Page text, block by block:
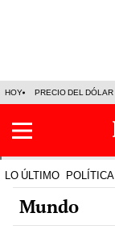
HOY PRECIO DEL DÓLAR
LO ÚLTIMO POLÍTICA
Mundo